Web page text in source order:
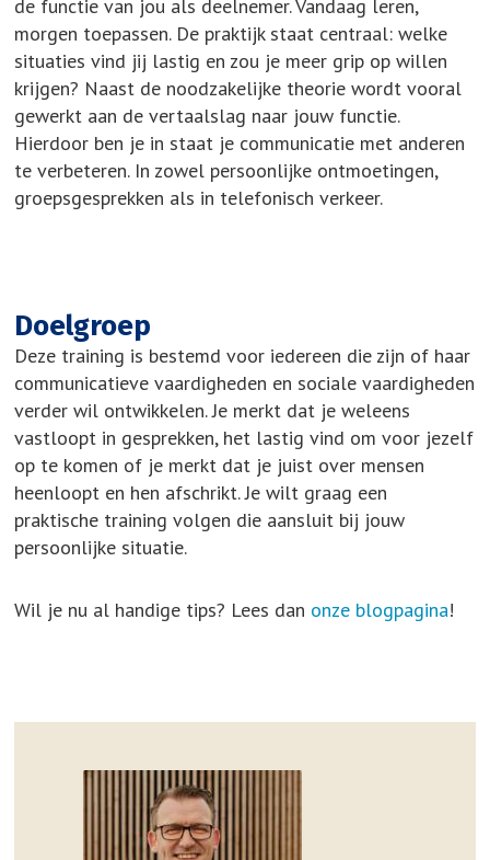
de functie van jou als deelnemer. Vandaag leren,
morgen toepassen. De praktijk staat centraal: welke
situaties vind jij lastig en zou je meer grip op willen
krijgen? Naast de noodzakelijke theorie wordt vooral
gewerkt aan de vertaalslag naar jouw functie.
Hierdoor ben je in staat je communicatie met anderen
te verbeteren. In zowel persoonlijke ontmoetingen,
groepsgesprekken als in telefonisch verkeer.
Doelgroep
Deze training is bestemd voor iedereen die zijn of haar
communicatieve vaardigheden en sociale vaardigheden
verder wil ontwikkelen. Je merkt dat je weleens
vastloopt in gesprekken, het lastig vind om voor jezelf
op te komen of je merkt dat je juist over mensen
heenloopt en hen afschrikt. Je wilt graag een
praktische training volgen die aansluit bij jouw
persoonlijke situatie.
Wil je nu al handige tips? Lees dan onze blogpagina!